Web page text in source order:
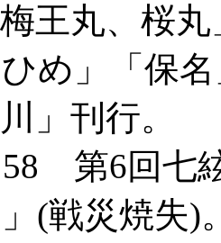
梅王丸、桜
め」「保
」刊行。
第6回七絃
(戦災焼失)